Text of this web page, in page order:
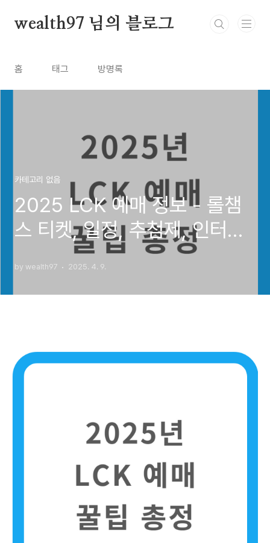
wealth97 님의 블로그
홈 태그 방명록
카테고리 없음
2025 LCK 예매 정보 - 롤챔
스 티켓, 일정, 추첨제, 인터파
크 예매 꿀팁
by wealth97 2025. 4. 9.